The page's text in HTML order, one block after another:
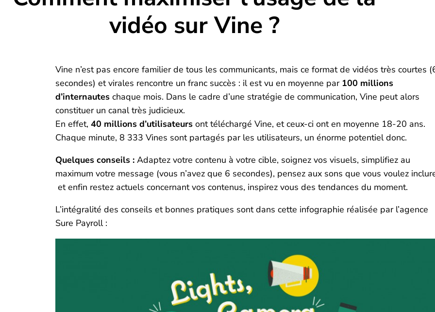
vidéo sur Vine ?
Vine n’est pas encore familier de tous les communicants, mais ce format de vidéos très courtes
secondes) et virales rencontre un franc succès : il est vu en moyenne par 100 millions
d’internautes chaque mois. Dans le cadre d’une stratégie de communication, Vine peut alors
constituer un canal très judicieux.
En effet, 40 millions d’utilisateurs ont téléchargé Vine, et ceux-ci ont en moyenne 18-20 ans.
Chaque minute, 8 333 Vines sont partagés par les utilisateurs, un énorme potentiel donc.
Quelques conseils : Adaptez votre contenu à votre cible, soignez vos visuels, simplifiez au
maximum votre message (vous n’avez que 6 secondes), pensez aux sons que vous voulez
et enfin restez actuels concernant vos contenus, inspirez vous des tendances du moment.
L’intégralité des conseils et bonnes pratiques sont dans cette infographie réalisée par l’agence
Sure Payroll :